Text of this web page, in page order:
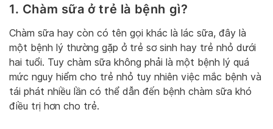
1. Chàm sữa ở trẻ là bệnh gì?
Chàm sữa hay còn có tên gọi khác là lác sữa, đây là
một bệnh lý thường gặp ở trẻ sơ sinh hay trẻ nhỏ dưới
hai tuổi. Tuy chàm sữa không phải là một bệnh lý quá
mức nguy hiểm cho trẻ nhỏ tuy nhiên việc mắc bệnh và
tái phát nhiều lần có thể dẫn đến bệnh chàm sữa khó
điều trị hơn cho trẻ.